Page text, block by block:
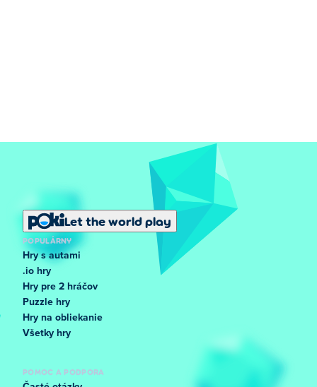
Let the world play
POPULÁRNY
Hry s autami
.io hry
Hry pre 2 hráčov
Puzzle hry
Hry na obliekanie
Všetky hry
POMOC A PODPORA